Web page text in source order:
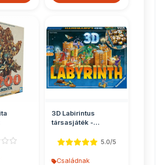
3D Labirintus
társasjáték -
5.0/5
Családnak